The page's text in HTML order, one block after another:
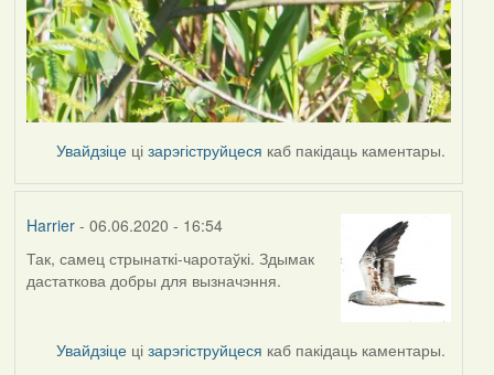
Увайдзіце цізарэгіструйцеся каб пакідаць каментары.
Harrier- 06.06.2020 - 16:54
In
reply
Lighty
Так, самец стрынаткі-чаротаўкі. Здымак
дастаткова добры для вызначэння.
Увайдзіце цізарэгіструйцеся каб пакідаць каментары.